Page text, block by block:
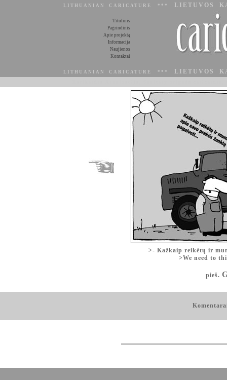
LITHUANIAN CARICATURE *** LIETUVOS
Titulinis
Pagrindinis
Apie projektą
Informacija
Naujienos
Kontaktai
LITHUANIAN CARICATURE *** LIETUVOS
>- Kažkaip reikėtų ir
>We need to
pieš.